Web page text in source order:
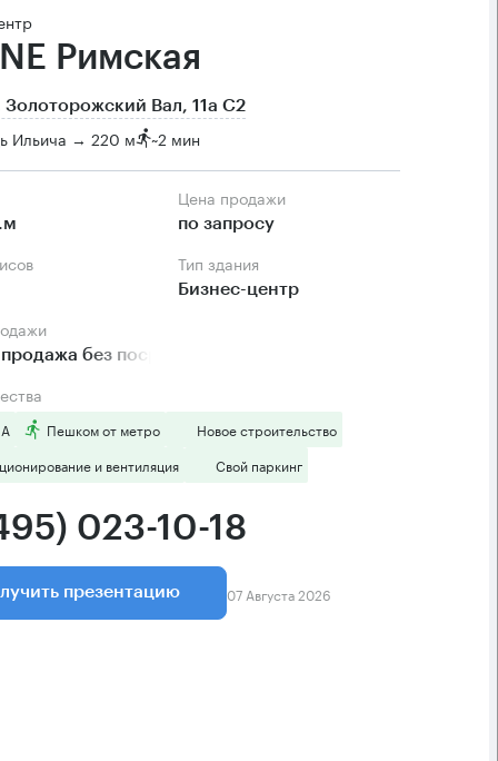
Римская
Золоторожский Вал, 11а С2
Ильича → 220 м ~2 мин
Цена продажи
по запросу
Тип здания
Бизнес-центр
без посредников
Пешком от метро
Новое строительство
и вентиляция
Свой паркинг
023-10-18
презентацию 07 Августа 2026